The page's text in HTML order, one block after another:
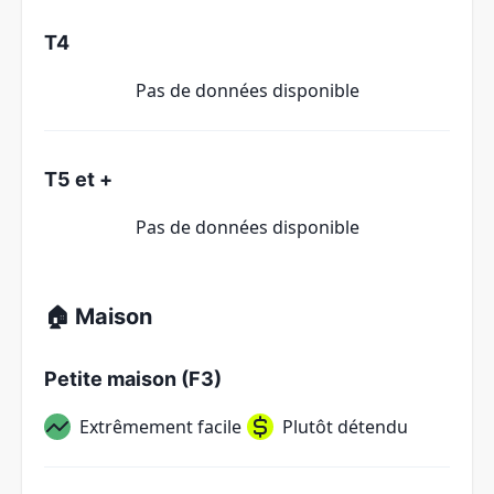
T4
Pas de données disponible
T5 et +
Pas de données disponible
🏠 Maison
Petite maison (F3)
Extrêmement facile Plutôt détendu